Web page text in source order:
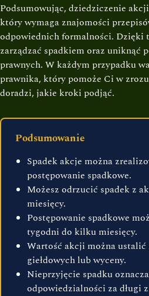
Podsumowując, dziedziczenie
który wymaga znajomości
odpowiednich formalności. Dzięki
zarządzać spadkiem oraz uniknąć
prawnych. W każdym przypadku
prawnika, który pomoże Ci w
doradzi, jakie kroki podjąć.
Podsumowanie
Spadek akcje można
postępowanie spadkowe.
Możesz odrzucić spadek z
miesięcy.
Postępowanie spadkowe
tygodni do kilku miesięcy.
Wartość akcji można
giełdowych lub wyceny.
Nieprzyjęcie spadku
odpowiedzialności za długi